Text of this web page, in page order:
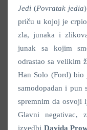
Jedi (Povratak jedia
priču u kojoj je
zla, junaka i
junak sa kojim
odrastao sa velikim
Han Solo (Ford)
samodopadan i pun
spremnim da osvoji
Glavni negativac,
izvedbi Davida